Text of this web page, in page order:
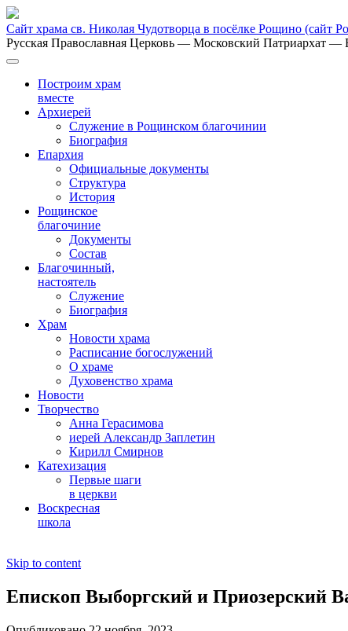
Сайт храма св. Николая Чудотворца в посёлке Рощино (сайт
Русская Православная Церковь — Московский Патриархат —
Построим храм
вместе
Архиерей
Служение в Рощинском благочинии
Биография
Епархия
Официальные документы
Структура
История
Рощинское
благочиние
Документы
Состав
Благочинный,
настоятель
Служение
Биография
Храм
Новости храма
Расписание богослужений
О храме
Духовенство храма
Новости
Творчество
Анна Герасимова
иерей Александр Заплетин
Кирилл Смирнов
Катехизация
Первые шаги
в церкви
Воскресная
школа
Skip to content
Епископ Выборгский и Приозерский